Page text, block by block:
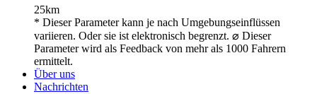
25km
* Dieser Parameter kann je nach Umgebungseinflüssen
variieren. Oder sie ist elektronisch begrenzt. ⌀ Dieser
Parameter wird als Feedback von mehr als 1000 Fahrern
ermittelt.
Über uns
Nachrichten